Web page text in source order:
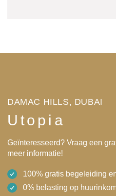
DAMAC HILLS, DUBAI
Utopia
Geïnteresseerd? Vraag een
meer informatie!
100% gratis begeleiding
0% belasting op